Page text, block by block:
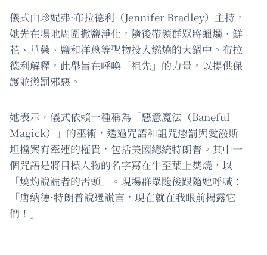
儀式由珍妮弗·布拉德利（Jennifer Bradley）主持，
她先在場地周圍撒鹽淨化，隨後帶領群眾將蠟燭、鮮
花、草藥、鹽和洋蔥等聖物投入燃燒的大鍋中。布拉
德利解釋，此舉旨在呼喚「祖先」的力量，以提供保
護並懲罰邪惡。
她表示，儀式依賴一種稱為「惡意魔法（Baneful
Magick）」的巫術，透過咒語和詛咒懲罰與愛潑斯
坦檔案有牽連的權貴，包括美國總統特朗普。其中一
個咒語是將目標人物的名字寫在牛至葉上焚燒，以
「燒灼說謊者的舌頭」。現場群眾隨後跟隨她呼喊：
「唐納德·特朗普說過謊言，現在就在我眼前揭露它
們！」